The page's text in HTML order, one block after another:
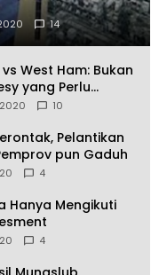
14
West Ham: Bukan
yang Perlu
10
Pelantikan
pun Gaduh
4
Hanya Mengikuti
4